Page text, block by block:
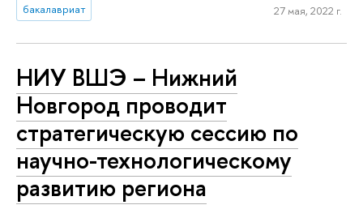
бакалавриат 27 мая, 2022 г.
НИУ ВШЭ – Нижний
Новгород проводит
стратегическую сессию по
научно-технологическому
развитию региона